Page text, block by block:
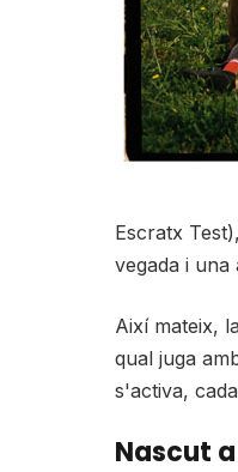
Escratx
vegada i una
Així mateix,
qual juga
s'activa,
Nascut